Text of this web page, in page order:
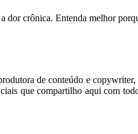
dor crônica. Entenda melhor
de conteúdo e
que compartilho aqui com